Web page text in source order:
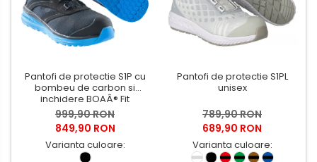
Bluze & Pulovere
Camasi
Pantaloni cu pieptar
Hanorace
Impermeabile
Pantofi de protectie S1P cu
bombeu de carbon si
inchidere BOAÂ® Fit
999,90 RON
849,90 RON
Varianta culoare:
Pantofi de protectie S1PL
unisex
789,90 RON
689,90 RON
Varianta culoare: